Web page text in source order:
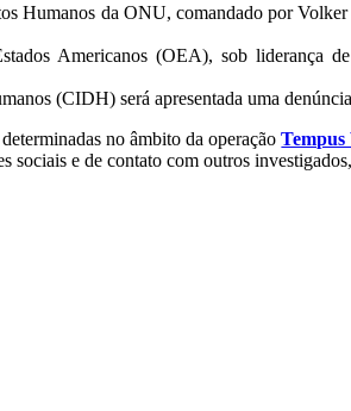
Humanos da ONU, comandado por
Americanos (OEA), sob liderança
(CIDH) será apresentada uma
no âmbito da operação
sociais e de contato com outros